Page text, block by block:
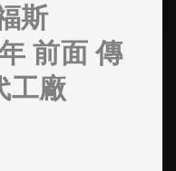
斯
前面 傳
工廠